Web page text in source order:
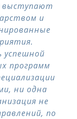
выступают
и
программ
ни одна
не
по